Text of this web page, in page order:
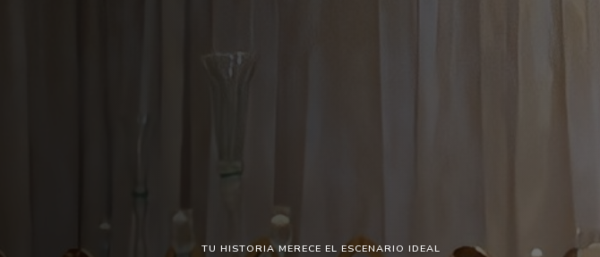
TU HISTORIA MERECE EL ESCENARIO IDEAL